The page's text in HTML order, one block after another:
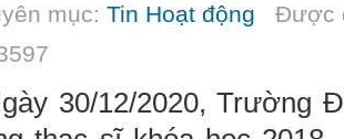
mục: Tin Hoạt động Được
30/12/2020, Trường